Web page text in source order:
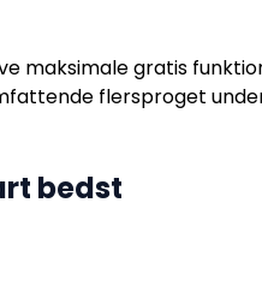
maksimale gratis
flersproget
bedst